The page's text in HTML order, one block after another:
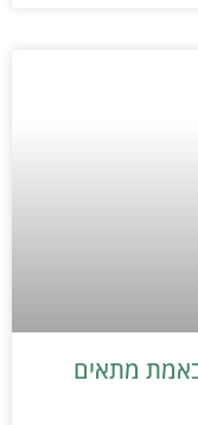
מתאים